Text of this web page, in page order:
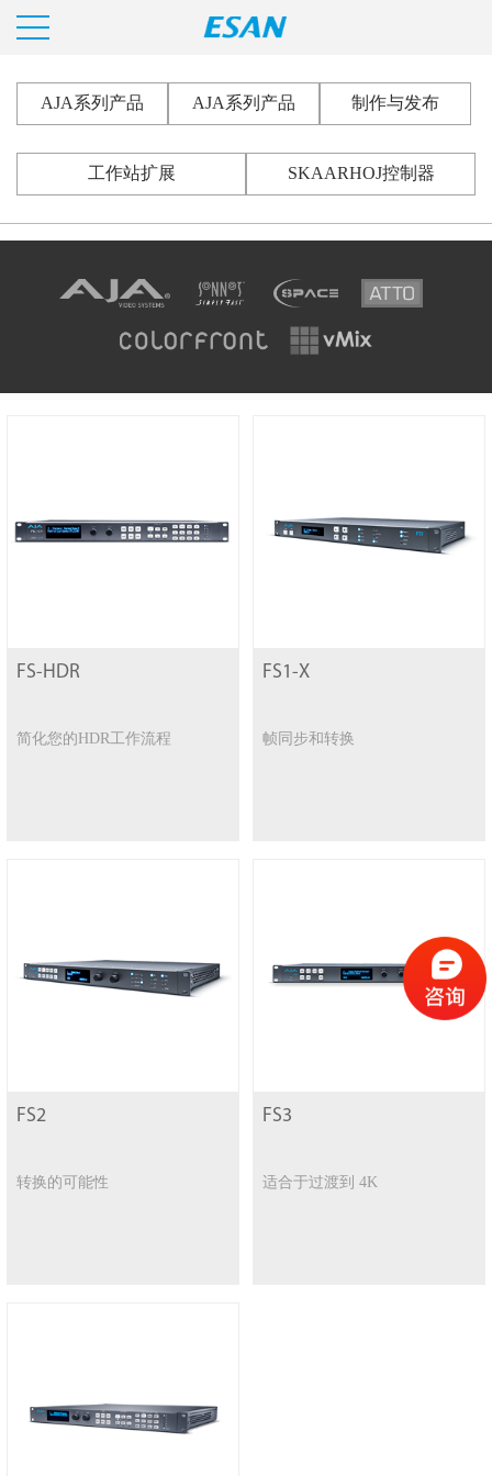
AJA系列产品 AJA系列产品 制作与发布
工作站扩展 SKAARHOJ控制器
FS-HDR
简化您的HDR工作流程
FS1-X
帧同步和转换
FS2
转换的可能性
FS3
适合于过渡到 4K